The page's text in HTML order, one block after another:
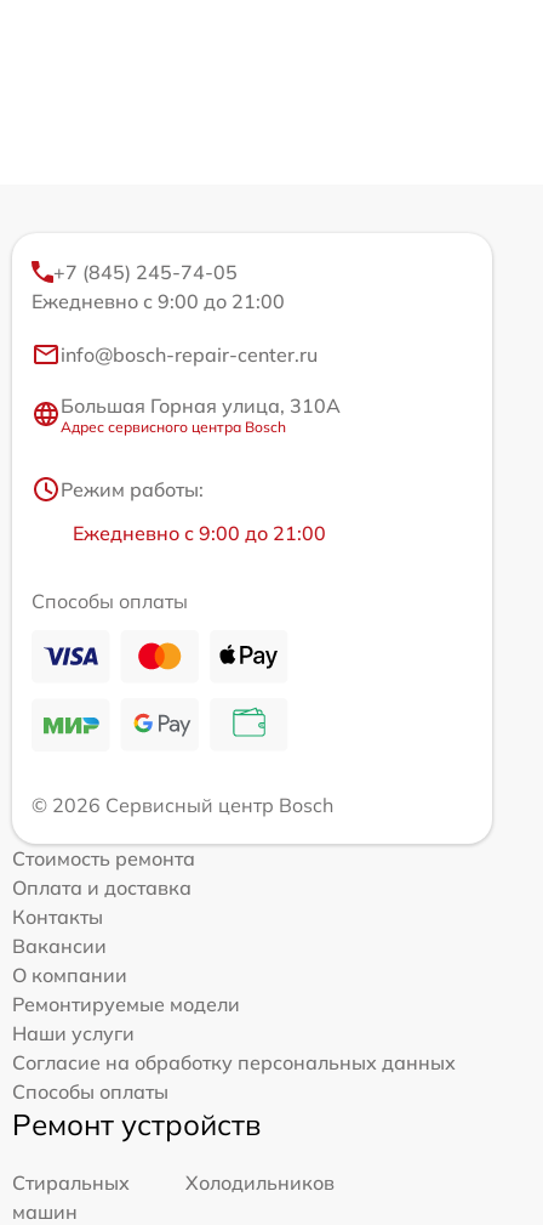
+7 (845) 245-74-05
Ежедневно с 9:00 до 21:00
info@bosch-repair-center.ru
Большая Горная улица, 310А
Адрес сервисного центра Bosch
Режим работы:
Ежедневно с 9:00 до 21:00
Способы оплаты
© 2026 Сервисный центр Bosch
Стоимость ремонта
Оплата и доставка
Контакты
Вакансии
О компании
Ремонтируемые модели
Наши услуги
Согласие на обработку персональных данных
Способы оплаты
Ремонт устройств
Стиральных
машин
Холодильников